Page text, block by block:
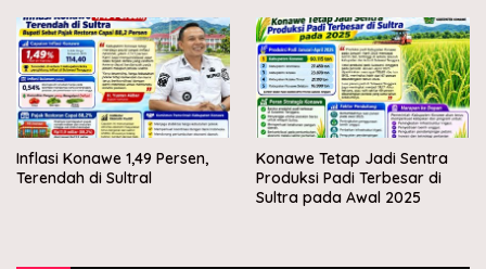
Inflasi Konawe 1,49 Persen,
Terendah di Sultral
Konawe Tetap Jadi Sentra
Produksi Padi Terbesar di
Sultra pada Awal 2025